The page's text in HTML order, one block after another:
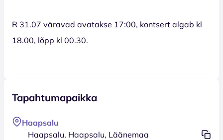
R 31.07 väravad avatakse 17:00, kontsert algab kl
18.00, lõpp kl 00.30.
Tapahtumapaikka
Haapsalu
Haapsalu, Haapsalu, Läänemaa